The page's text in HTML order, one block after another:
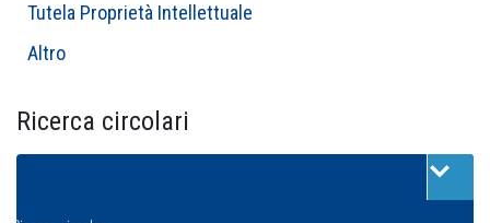
Tutela Proprietà Intellettuale
Altro
Ricerca circolari